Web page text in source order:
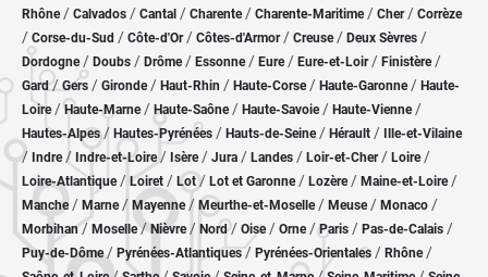
Rhône/ Calvados / Cantal / Charente / Charente-Maritime/ Cher / Corrèze
/ Corse-du-Sud / Côte-d'Or / Côtes-d'Armor/ Creuse/ Deux Sèvres /
Dordogne/ Doubs / Drôme/ Essonne / Eure/ Eure-et-Loir / Finistère/
Gard/Gers / Gironde/ Haut-Rhin / Haute-Corse/ Haute-Garonne/ Haute-
Loire/Haute-Marne/ Haute-Saône/ Haute-Savoie/ Haute-Vienne/
Hautes-Alpes/ Hautes-Pyrénées / Hauts-de-Seine/ Hérault / Ille-et-Vilaine
/ Indre/ Indre-et-Loire/ Isère/ Jura / Landes / Loir-et-Cher/ Loire/
Loire-Atlantique/ Loiret / Lot/ Lot et Garonne/ Lozère / Maine-et-Loire/
Manche/ Marne/ Mayenne/ Meurthe-et-Moselle/ Meuse/ Monaco /
Morbihan/ Moselle/ Nièvre / Nord/ Oise / Orne/Paris / Pas-de-Calais /
Puy-de-Dôme/ Pyrénées-Atlantiques / Pyrénées-Orientales / Rhône/